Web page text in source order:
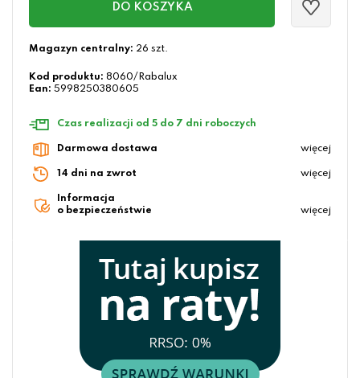
DO KOSZYKA
Magazyn centralny: 26 szt.
Kod produktu: 8060/Rabalux
Ean: 5998250380605
Czas realizacji od 5 do 7 dni roboczych
Darmowa dostawa więcej
14 dni na zwrot więcej
Informacja
o bezpieczeństwie
więcej